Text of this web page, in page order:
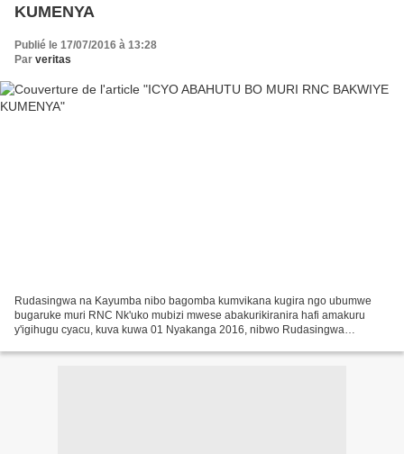
KUMENYA
Publié le 17/07/2016 à 13:28
Par veritas
Rudasingwa na Kayumba nibo bagomba kumvikana kugira ngo ubumwe
bugaruke muri RNC Nk'uko mubizi mwese abakurikiranira hafi amakuru
y'igihugu cyacu, kuva kuwa 01 Nyakanga 2016, nibwo Rudasingwa
banyarwanda...